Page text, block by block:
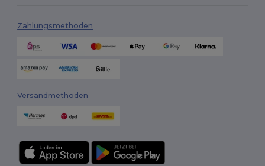
Zahlungsmethoden
Versandmethoden